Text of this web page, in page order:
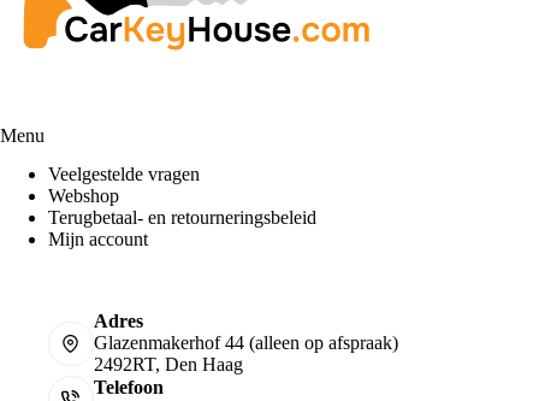
Menu
Veelgestelde vragen
Webshop
Terugbetaal- en retourneringsbeleid
Mijn account
Adres
Glazenmakerhof 44 (alleen op afspraak)
2492RT, Den Haag
Telefoon